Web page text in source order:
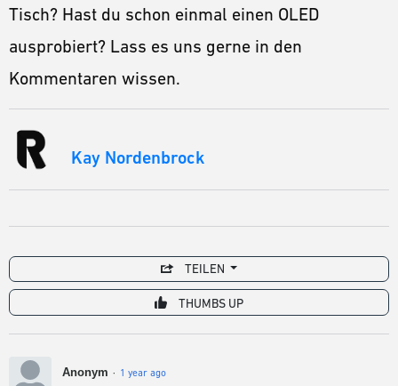
Tisch? Hast du schon einmal einen OLED
ausprobiert? Lass es uns gerne in den
Kommentaren wissen.
Kay Nordenbrock
TEILEN
THUMBS UP
Anonym 1 year ago